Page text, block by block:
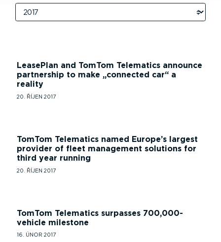
LeasePlan and TomTom Telematics announce
partnership to make
connected car
a
reality
20. ŘÍJEN 2017
TomTom Telematics named Europe’s largest
provider of fleet management solutions for
third year running
20. ŘÍJEN 2017
TomTom Telematics surpasses 700,000-
vehicle milestone
16. ÚNOR 2017